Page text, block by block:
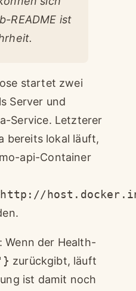
README ist
startet zwei
Server und
Service. Letzterer
bereits lokal läuft,
api-Container
Wenn der Health-
zurückgibt, läuft
ist damit noch